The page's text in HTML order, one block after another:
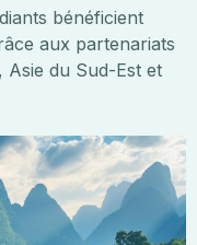
bénéficient
aux partenariats
Asie du Sud-Est et